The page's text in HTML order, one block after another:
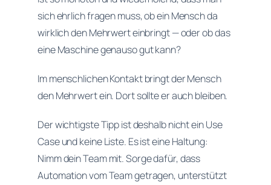
sich ehrlich fragen muss, ob ein Mensch da
wirklich den Mehrwert einbringt — oder ob das
eine Maschine genauso gut kann?
Im menschlichen Kontakt bringt der Mensch
den Mehrwert ein. Dort sollte er auch bleiben.
Der wichtigste Tipp ist deshalb nicht ein Use
Case und keine Liste. Es ist eine Haltung:
Nimm dein Team mit. Sorge dafür, dass
Automation vom Team getragen, unterstützt